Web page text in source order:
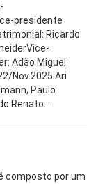
presidente
Ricardo
Adão Miguel
Nov.2025 Ari
Paulo
Renato…
composto por um